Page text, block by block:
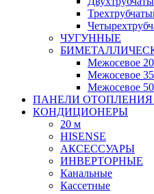
ЧУГУННЫЕ
Межосевое
Межосевое
Межосевое
ПАНЕЛИ ОТОПЛЕНИЯ
КОНДИЦИОНЕРЫ
20 м
HISENSE
АКСЕССУАРЫ
ИНВЕРТОРНЫЕ
Канальные
Кассетные